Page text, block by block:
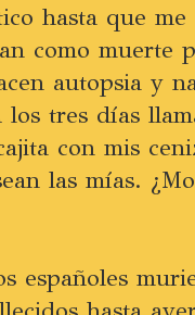
hasta que
como muerte
autopsia y
tres días
con mis
las mías.
españoles